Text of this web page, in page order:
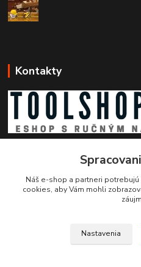
Kontakty
+421 903 204 273
info@toolshop.sk
Náš e-shop a partneri potrebujú
cookies, aby Vám mohli
Nastavenia